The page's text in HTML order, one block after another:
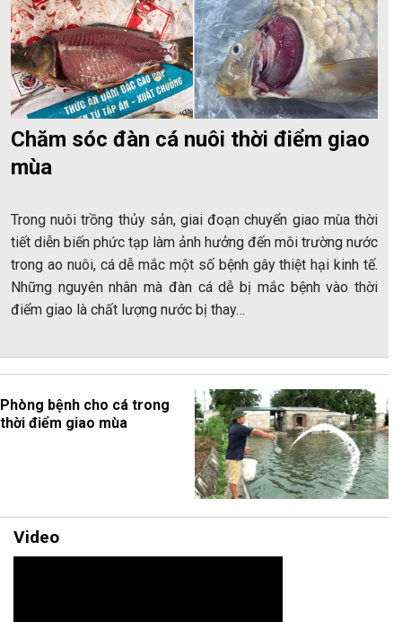
Chăm sóc đàn cá nuôi thời điểm giao
mùa
Trong nuôi trồng thủy sản, giai đoạn chuyển giao mùa thời
tiết diễn biến phức tạp làm ảnh hưởng đến môi trường nước
trong ao nuôi, cá dễ mắc một số bệnh gây thiệt hại kinh tế.
Những nguyên nhân mà đàn cá dễ bị mắc bệnh vào thời
điểm giao là chất lượng nước bị thay…
Phòng bệnh cho cá trong
thời điểm giao mùa
Video